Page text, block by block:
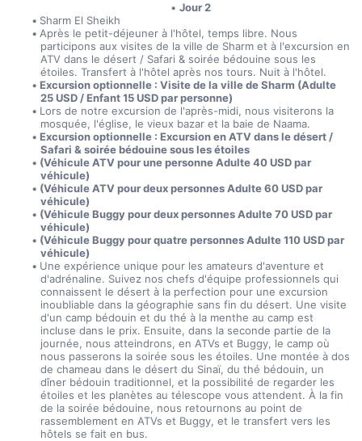
Jour 2
Sharm El Sheikh
Après le petit-déjeuner à l'hôtel, temps libre. Nous
participons aux visites de la ville de Sharm et à l'excursion en
ATV dans le désert / Safari & soirée bédouine sous les
étoiles. Transfert à l'hôtel après nos tours. Nuit à l'hôtel.
Excursion optionnelle : Visite de la ville de Sharm (Adulte
25 USD / Enfant 15 USD par personne)
Lors de notre excursion de l'après-midi, nous visiterons la
mosquée, l'église, le vieux bazar et la baie de Naama.
Excursion optionnelle : Excursion en ATV dans le désert /
Safari & soirée bédouine sous les étoiles
(Véhicule ATV pour une personne Adulte 40 USD par
véhicule)
(Véhicule ATV pour deux personnes Adulte 60 USD par
véhicule)
(Véhicule Buggy pour deux personnes Adulte 70 USD par
véhicule)
(Véhicule Buggy pour quatre personnes Adulte 110 USD par
véhicule)
Une expérience unique pour les amateurs d'aventure et
d'adrénaline. Suivez nos chefs d'équipe professionnels qui
connaissent le désert à la perfection pour une excursion
inoubliable dans la géographie sans fin du désert. Une visite
d'un camp bédouin et du thé à la menthe au camp est
incluse dans le prix. Ensuite, dans la seconde partie de la
journée, nous atteindrons, en ATVs et Buggy, le camp où
nous passerons la soirée sous les étoiles. Une montée à dos
de chameau dans le désert du Sinaï, du thé bédouin, un
dîner bédouin traditionnel, et la possibilité de regarder les
étoiles et les planètes au télescope vous attendent. À la fin
de la soirée bédouine, nous retournons au point de
rassemblement en ATVs et Buggy, et le transfert vers les
hôtels se fait en bus.